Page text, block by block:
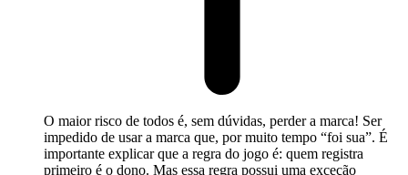
O maior risco de todos é, sem dúvidas, perder a marca! Ser
impedido de usar a marca que, por muito tempo “foi sua”. É
importante explicar que a regra do jogo é: quem registra
primeiro é o dono. Mas essa regra possui uma exceção